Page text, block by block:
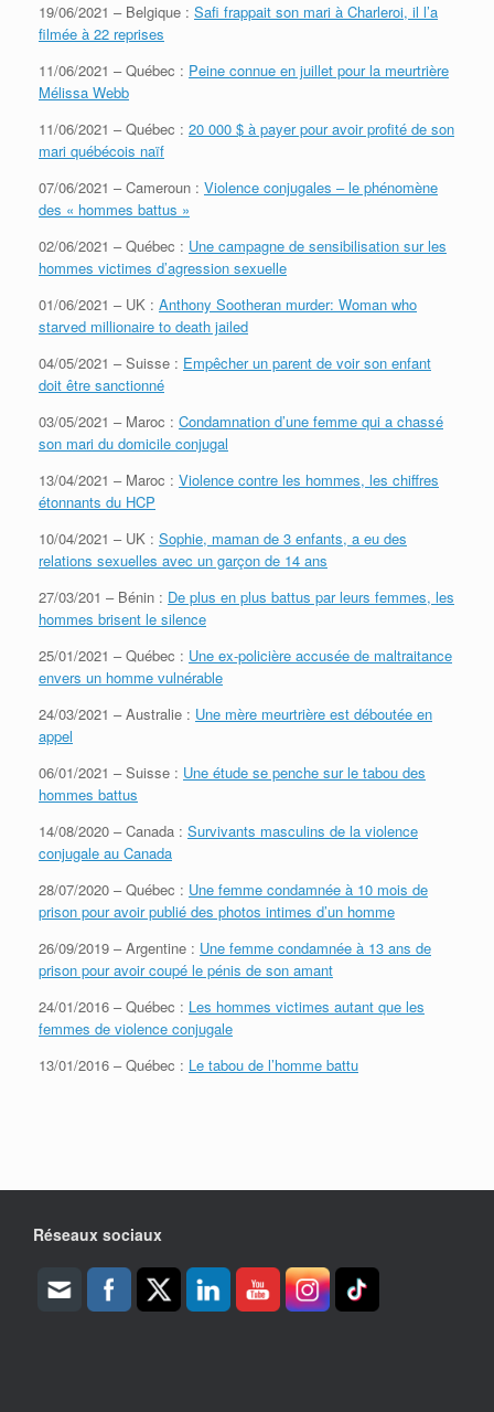
19/06/2021 – Belgique : Safi frappait son mari à Charleroi, il l’a
filmée à 22 reprises
11/06/2021 – Québec : Peine connue en juillet pour la meurtrière
Mélissa Webb
11/06/2021 – Québec : 20 000 $ à payer pour avoir profité de son
mari québécois naïf
07/06/2021 – Cameroun : Violence conjugales – le phénomène
des « hommes battus »
02/06/2021 – Québec : Une campagne de sensibilisation sur les
hommes victimes d’agression sexuelle
01/06/2021 – UK : Anthony Sootheran murder: Woman who
starved millionaire to death jailed
04/05/2021 – Suisse : Empêcher un parent de voir son enfant
doit être sanctionné
03/05/2021 – Maroc : Condamnation d’une femme qui a chassé
son mari du domicile conjugal
13/04/2021 – Maroc : Violence contre les hommes, les chiffres
étonnants du HCP
10/04/2021 – UK : Sophie, maman de 3 enfants, a eu des
relations sexuelles avec un garçon de 14 ans
27/03/201 – Bénin : De plus en plus battus par leurs femmes, les
hommes brisent le silence
25/01/2021 – Québec : Une ex-policière accusée de maltraitance
envers un homme vulnérable
24/03/2021 – Australie : Une mère meurtrière est déboutée en
appel
06/01/2021 – Suisse : Une étude se penche sur le tabou des
hommes battus
14/08/2020 – Canada : Survivants masculins de la violence
conjugale au Canada
28/07/2020 – Québec : Une femme condamnée à 10 mois de
prison pour avoir publié des photos intimes d’un homme
26/09/2019 – Argentine : Une femme condamnée à 13 ans de
prison pour avoir coupé le pénis de son amant
24/01/2016 – Québec : Les hommes victimes autant que les
femmes de violence conjugale
13/01/2016 – Québec : Le tabou de l’homme battu
Réseaux sociaux